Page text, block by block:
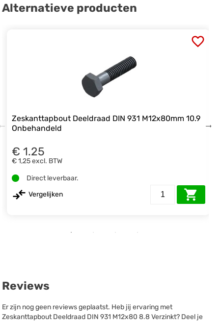
Alternatieve producten
Zeskanttapbout Deeldraad DIN 931 M12x80mm 10.9
Onbehandeld
€ 1.25
€ 1,25excl. BTW
Direct leverbaar.
Vergelijken
Reviews
Er zijn nog geen reviews geplaatst. Heb jij ervaring met
Zeskanttapbout Deeldraad DIN 931 M12x80 8.8 Verzinkt? Deel je